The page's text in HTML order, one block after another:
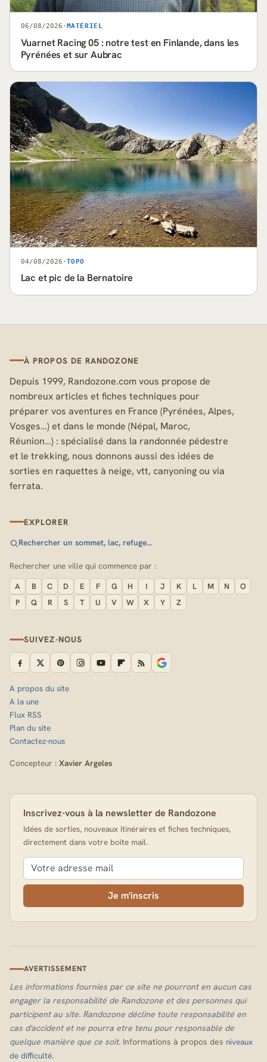
06/08/2026 · MATÉRIEL
Vuarnet Racing 05 : notre test en Finlande, dans les
Pyrénées et sur Aubrac
04/08/2026 · TOPO
Lac et pic de la Bernatoire
À PROPOS DE RANDOZONE
Depuis 1999, Randozone.com vous propose de
nombreux articles et fiches techniques pour
préparer vos aventures en France (Pyrénées, Alpes,
Vosges…) et dans le monde (Népal, Maroc,
Réunion…) : spécialisé dans la randonnée pédestre
et le trekking, nous donnons aussi des idées de
sorties en raquettes à neige, vtt, canyoning ou via
ferrata.
EXPLORER
Rechercher un sommet, lac, refuge…
Rechercher une ville qui commence par :
A B C D E F G H I J K L M N
O
P
Q R S T U V W X Y Z
SUIVEZ-NOUS
A propos du site
A la une
Flux RSS
Plan du site
Contactez-nous
Concepteur : Xavier Argeles
Inscrivez-vous à la newsletter de Randozone
Idées de sorties, nouveaux itinéraires et fiches techniques,
directement dans votre boîte mail.
Je m'inscris
AVERTISSEMENT
Les informations fournies par ce site ne pourront en aucun cas
engager la responsabilité de Randozone et des personnes qui
participent au site. Randozone décline toute responsabilité en
cas d'accident et ne pourra etre tenu pour responsable de
quelque manière que ce soit. Informations à propos des niveaux
de difficulté.